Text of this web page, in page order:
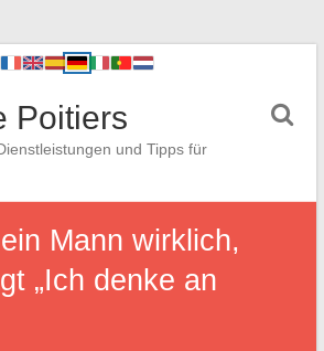
Poitiers
und Tipps für
Mann wirklich,
„Ich denke an